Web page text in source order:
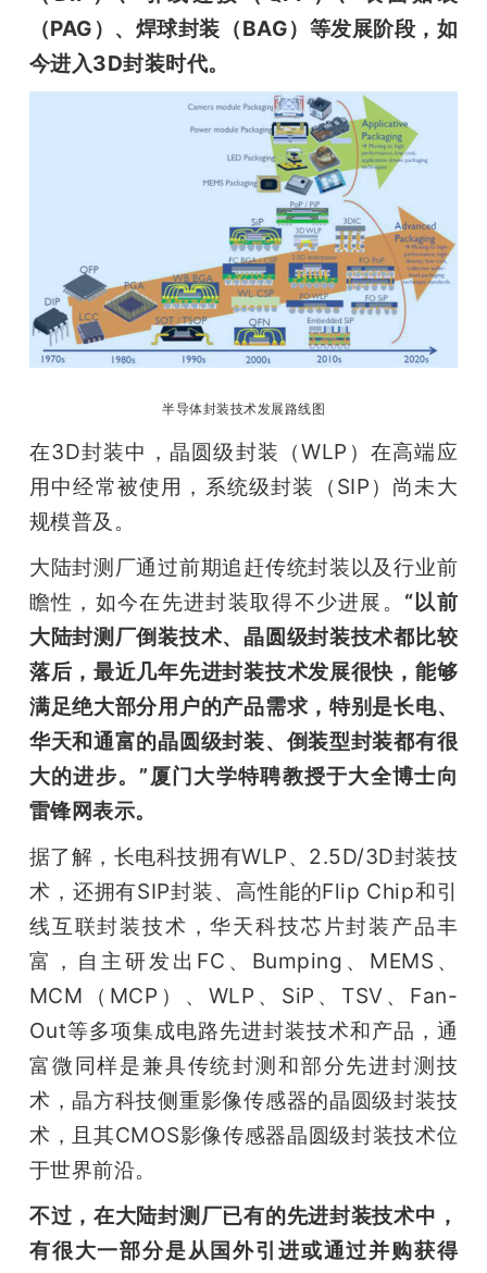
（PAG ）、焊球封装（BAG）等发展阶段，如
今进入3D封装时代。
半导体封装技术发展路线图
在3D封装中，晶圆级封装（WLP）在高端应
用中经常被使用，系统级封装（SIP）尚未大
规模普及。
大陆封测厂通过前期追赶传统封装以及行业前
瞻性，如今在先进封装取得不少进展。 “以前
大陆封测厂倒装技术、晶圆级封装技术都比较
落后，最近几年先进封装技术发展很快，能够
满足绝大部分用户的产品需求，特别是长电、
华天和通富的晶圆级封装、倒装型封装都有很
大的进步。”厦门大学特聘教授于大全博士向
雷锋网表示。
据了解，长电科技拥有WLP、2.5D/3D封装技
术，还拥有SIP封装、高性能的Flip Chip和引
线互联封装技术，华天科技芯片封装产品丰
富，自主研发出FC、Bumping、MEMS、
MCM（MCP）、WLP、SiP、TSV、Fan-
Out等多项集成电路先进封装技术和产品，通
富微同样是兼具传统封测和部分先进封测技
术，晶方科技侧重影像传感器的晶圆级封装技
术，且其CMOS影像传感器晶圆级封装技术位
于世界前沿。
不过，在大陆封测厂已有的先进封装技术中，
有很大一部分是从国外引进或通过并购获得